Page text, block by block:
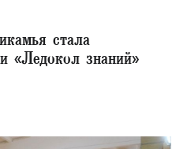
стала
«Ледокол знаний»